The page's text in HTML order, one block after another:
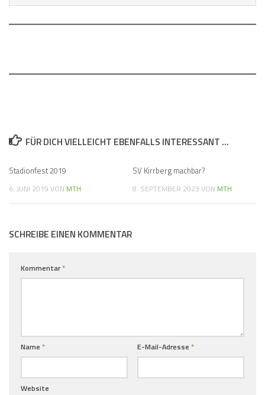
FÜR DICH VIELLEICHT EBENFALLS INTERESSANT …
Stadionfest 2019
6. JUNI 2019 VON MTH
SV Kirrberg machbar?
8. SEPTEMBER 2023 VON MTH
SCHREIBE EINEN KOMMENTAR
Kommentar*
Name * E-Mail-Adresse *
Website